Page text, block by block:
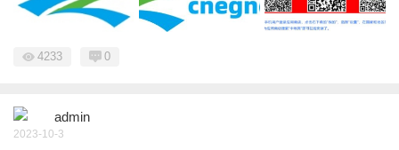
4233 0
admin
2023-10-3